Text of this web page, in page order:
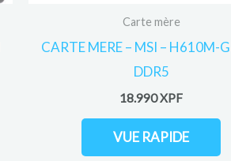
Carte mère
CARTE MERE – MSI – H610M-
DDR5
18.990XPF
VUE RAPIDE